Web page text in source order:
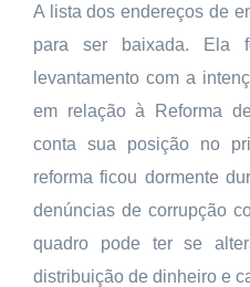
A lista dos endereços de
para ser baixada.
levantamento com a
em relação à
Reforma
conta sua posição no
reforma ficou dormente
denúncias de corrupção
quadro pode ter se
distribuição de dinheiro e